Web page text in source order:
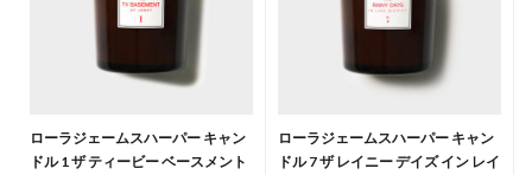
ローラジェームスハーパー キャン
ドル 1 ザ ティービー ベースメント
ローラジェームスハーパー キャン
ドル 7 ザ レイニー デイズ イン レイ